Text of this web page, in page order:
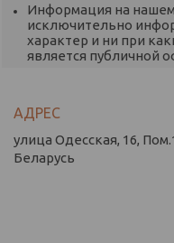
Информация на нашем
исключительно
характер и ни при
является публичной
улица Одесская, 16,
Беларусь